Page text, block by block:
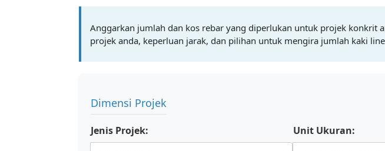
Anggarkan jumlah dan kos rebar yang diperlukan untuk projek konkrit
projek anda, keperluan jarak, dan pilihan untuk mengira jumlah kaki
Dimensi Projek
Jenis Projek: Unit Ukuran: